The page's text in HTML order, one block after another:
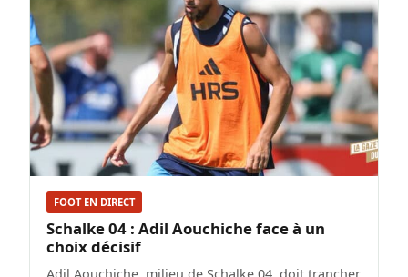
FOOT EN DIRECT
Schalke 04 : Adil Aouchiche face à un
choix décisif